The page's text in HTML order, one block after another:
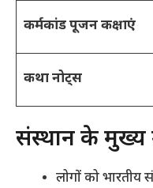
कर्मकांड पूजन कक्षाएं
कथा नोट्स
संस्थान के मुख्य
लोगों को भारतीय